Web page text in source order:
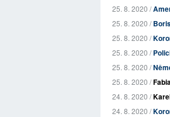
25. 8. 2020 /
25. 8. 2020 /
25. 8. 2020 /
25. 8. 2020 /
25. 8. 2020 /
25. 8. 2020 /
24. 8. 2020 /
24. 8. 2020 /